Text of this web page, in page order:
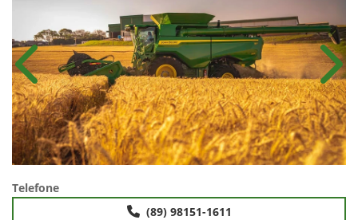
Anterior
Telefone
(89) 98151-1611